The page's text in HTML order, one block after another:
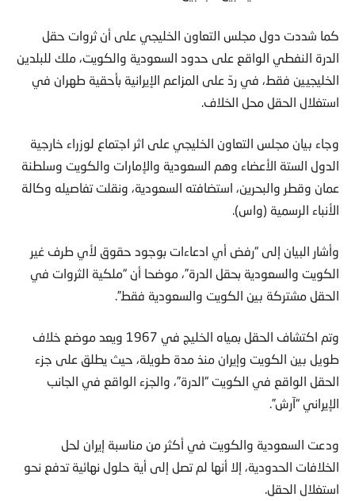
كما شددت دول مجلس التعاون الخليجي على أن ثروات حقل
الدرة النفطي الواقع على حدود السعودية والكويت، ملك للبلدين
الخليجيين فقط، في ردّ على المزاعم الإيرانية بأحقية طهران في
استغلال الحقل محل الخلاف.
وجاء بيان مجلس التعاون الخليجي على اثر اجتماع لوزراء خارجية
الدول الستة الأعضاء وهم السعودية والإمارات والكويت وسلطنة
عمان وقطر والبحرين، استضافته السعودية، ونقلت تفاصيله وكالة
الأنباء الرسمية (واس).
وأشار البيان إلى “رفض أي ادعاءات بوجود حقوق لأي طرف غير
الكويت والسعودية بحقل الدرة”، موضحا أن “ملكية الثروات في
الحقل مشتركة بين الكويت والسعودية فقط”.
وتم اكتشاف الحقل بمياه الخليج في 1967 ويعد موضع خلاف
طويل بين الكويت وإيران منذ مدة طويلة، حيث يطلق على جزء
الحقل الواقع في الكويت “الدرة”، والجزء الواقع في الجانب
الإيراني “آرش”.
ودعت السعودية والكويت في أكثر من مناسبة إيران لحل
الخلافات الحدودية، إلا أنها لم تصل إلى أية حلول نهائية تدفع نحو
استغلال الحقل.